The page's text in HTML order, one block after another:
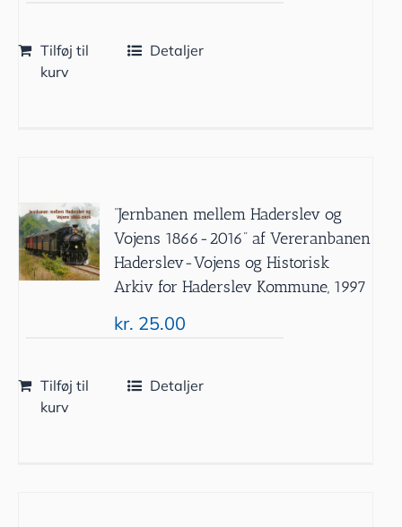
Tilføj til
kurv
Detaljer
”Jernbanen mellem Haderslev og
Vojens 1866-2016” af Vereranbanen
Haderslev-Vojens og Historisk
Arkiv for Haderslev Kommune, 1997
kr. 25.00
Tilføj til
kurv
Detaljer